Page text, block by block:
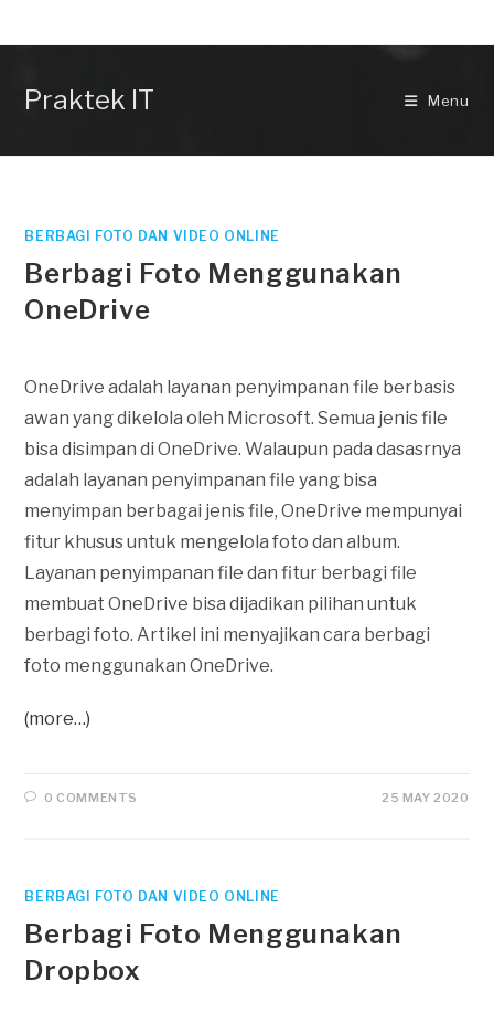
Praktek IT Menu
BERBAGI FOTO DAN VIDEO ONLINE
Berbagi Foto Menggunakan
OneDrive
OneDrive adalah layanan penyimpanan file berbasis
awan yang dikelola oleh Microsoft. Semua jenis file
bisa disimpan di OneDrive. Walaupun pada dasasrnya
adalah layanan penyimpanan file yang bisa
menyimpan berbagai jenis file, OneDrive mempunyai
fitur khusus untuk mengelola foto dan album.
Layanan penyimpanan file dan fitur berbagi file
membuat OneDrive bisa dijadikan pilihan untuk
berbagi foto. Artikel ini menyajikan cara berbagi
foto menggunakan OneDrive.
(more…)
0 COMMENTS 25 MAY 2020
BERBAGI FOTO DAN VIDEO ONLINE
Berbagi Foto Menggunakan
Dropbox